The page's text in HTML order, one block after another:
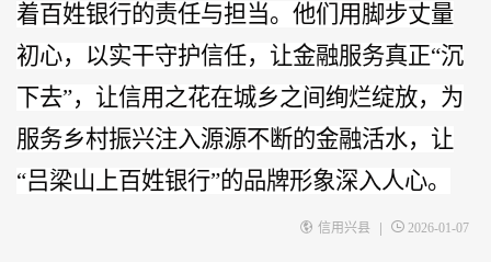
着百姓银行的责任与担当。他们用脚步丈量
初心，以实干守护信任，让金融服务真正“沉
下去”，让信用之花在城乡之间绚烂绽放，为
服务乡村振兴注入源源不断的金融活水，让
“吕梁山上百姓银行”的品牌形象深入人心。
信用兴县 | 2026-01-07